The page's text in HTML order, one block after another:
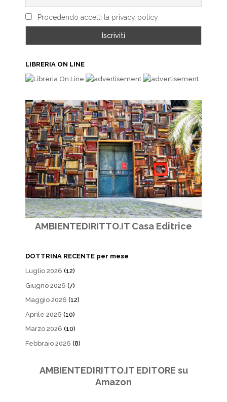
Procedendo accetti la privacy policy
LIBRERIA ON LINE
AMBIENTEDIRITTO.IT Casa Editrice
DOTTRINA RECENTE per mese
Luglio 2026 (12)
Giugno 2026 (7)
Maggio 2026 (12)
Aprile 2026 (10)
Marzo 2026 (10)
Febbraio 2026 (8)
AMBIENTEDIRITTO.IT EDITORE su
Amazon